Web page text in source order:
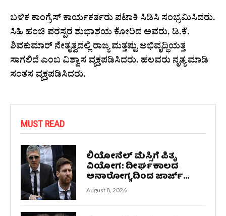
ಬಳಿಕ ಕಾಂಗ್ರೆಸ್ ಕಾರ್ಯಕರ್ತರು ಪಟಾಕಿ ಸಿಡಿಸಿ ಸಂಭ್ರಮಿಸಿದರು.
ಸಿಹಿ ಹಂಚಿ ಪರಸ್ಪರ ಶುಭಾಶಯ ಕೋರಿದ ಅವರು, ಡಿ.ಕೆ.
ಶಿವಕುಮಾರ್ ನೇತೃತ್ವದಲ್ಲಿ ರಾಜ್ಯ ಮತ್ತಷ್ಟು ಅಭಿವೃದ್ಧಿಯತ್ತ
ಸಾಗಲಿದೆ ಎಂಬ ವಿಶ್ವಾಸ ವ್ಯಕ್ತಪಡಿಸಿದರು. ಹಲವರು ನೃತ್ಯ ಮಾಡಿ
ಸಂತಸ ವ್ಯಕ್ತಪಡಿಸಿದರು.
MUST READ
ಲಿಯೋನೆಲ್ ಮೆಸ್ಸಿಗೆ ಪಿತೃ
ವಿಯೋಗ: ದೀರ್ಘಕಾಲದ
ಅನಾರೋಗ್ಯದಿಂದ ಜಾರ್ಜ್...
August 8, 2026